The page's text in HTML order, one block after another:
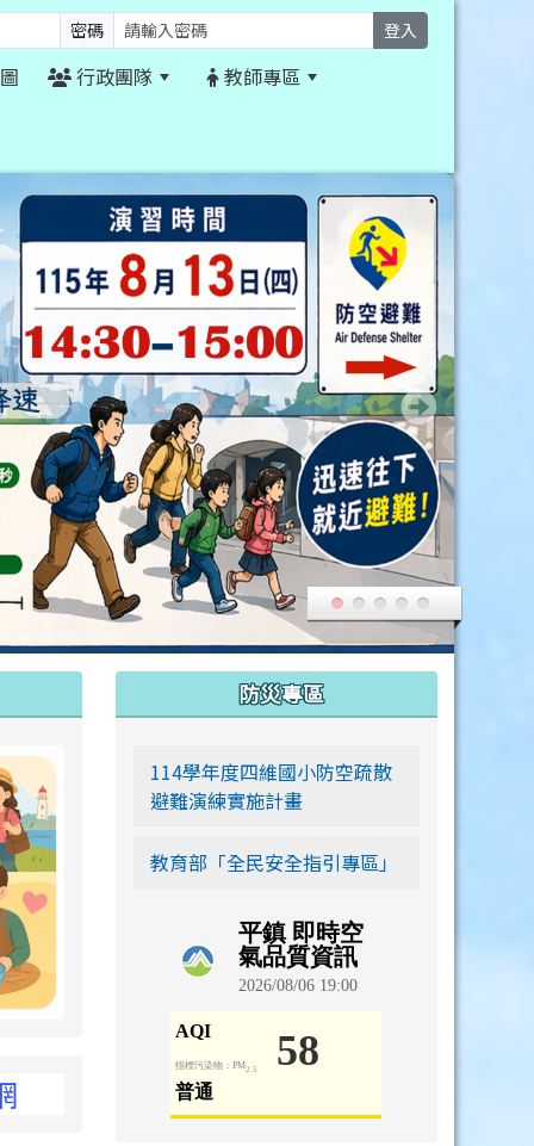
密碼 登入
行政團隊
教師專區
link to https://siwei-family.work-
防災專區
114學年度四維國小防空疏散
避難演練實施計畫
教育部「全民安全指引專區」